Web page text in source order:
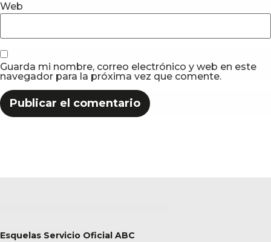
Web
Guarda mi nombre, correo electrónico y web en este
navegador para la próxima vez que comente.
Esquelas Servicio Oficial ABC